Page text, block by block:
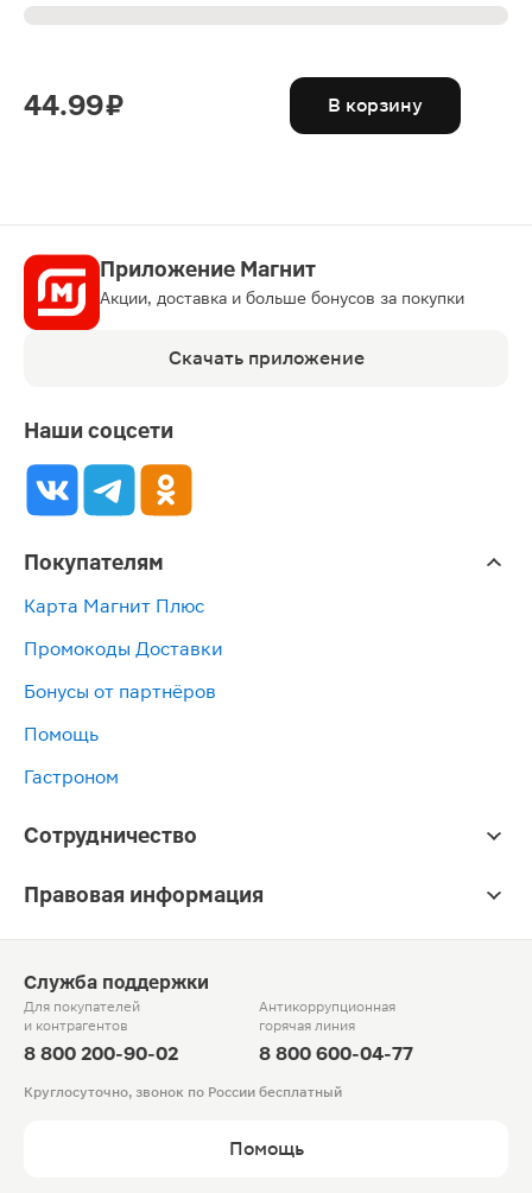
44.99 ₽ В корзину
Приложение Магнит
Акции, доставка и больше бонусов за покупки
Скачать приложение
Наши соцсети
Покупателям
Карта Магнит Плюс
Промокоды Доставки
Бонусы от партнёров
Помощь
Гастроном
Сотрудничество
Правовая информация
Служба поддержки
Для покупателей
и контрагентов
8 800 200-90-02
Антикоррупционная
горячая линия
8 800 600-04-77
Круглосуточно, звонок по России бесплатный
Помощь